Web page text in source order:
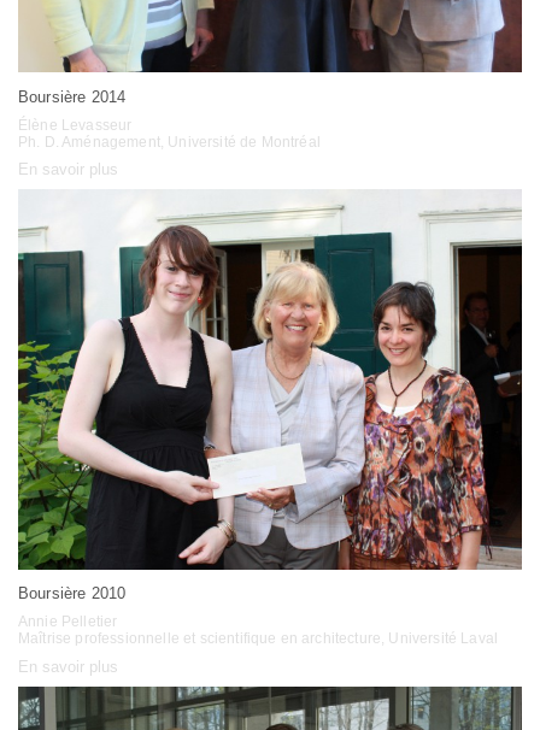
Boursière 2014
Élène Levasseur
Ph. D. Aménagement, Université de Montréal
En savoir plus
Boursière 2010
Annie Pelletier
Maîtrise professionnelle et scientifique en architecture, Université Laval
En savoir plus